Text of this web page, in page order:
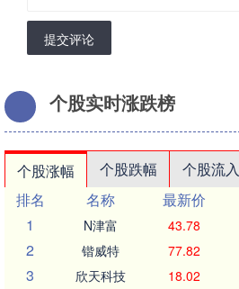
提交评论
个股实时涨跌榜
个股涨幅 个股跌幅 个股流入
排名
名称 最新价
1
N津富 43.78
2 锴威特 77.82
3 欣天科技 18.02